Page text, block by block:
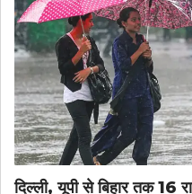
दिल्ली, यूपी से बिहार तक 16